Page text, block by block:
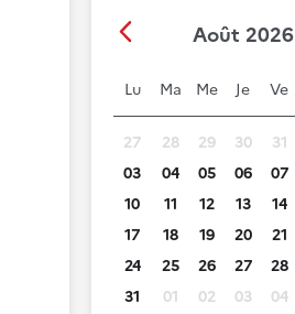
Août 2026
Lu Ma Me Je Ve
27 28 29 30 31
03
04 05 06 07
10
11 12 13 14
17
18 19 20 21
24
25 26 27 28
31
01 02 03 04